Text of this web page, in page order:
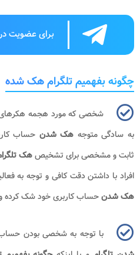
برای عضویت در
چگونه بفهمیم تلگرام هک شده
شخصی که مورد هجمه
به سادگی متوجه هک شدن حساب
ثابت و مشخصی برای تشخیصهک
افراد با داشتن دقت کافی و توجه به
هک شدنحساب کاربری خود شک کرده و
با توجه به شخصی بودن حساب